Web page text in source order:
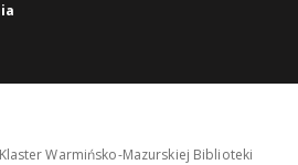
Warmińsko-Mazurskiej Biblioteki